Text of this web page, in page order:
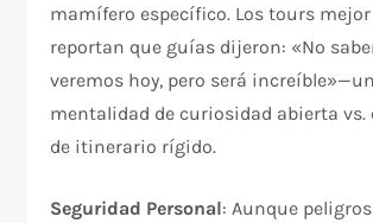
mamífero específico. Los tours
reportan que guías dijeron: «No
veremos hoy, pero será
mentalidad de curiosidad abierta vs.
de itinerario rígido.​
Seguridad Personal: Aunque